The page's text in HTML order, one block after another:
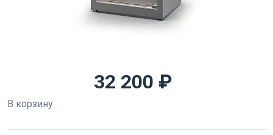
32 200 ₽
В корзину